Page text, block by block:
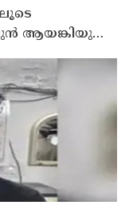
ആയങ്കിയുടെ
പോലീസ്